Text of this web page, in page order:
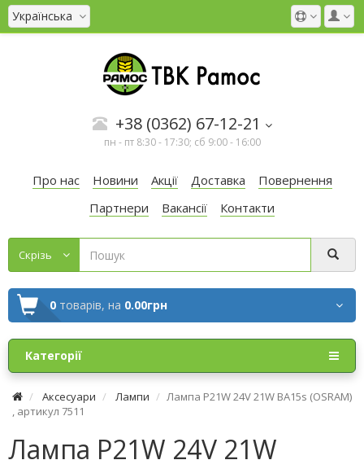
Українська
+38 (0362) 67-12-21
пн - пт 8:30 - 17:30; сб 9:00 - 16:00
Про нас Новини Акції Доставка
Повернення
Партнери
Вакансії Контакти
Cкрізь
0 товарів, на 0.00грн
Категорії
Аксесуари Лампи
Лампа P21W 24V 21W BA15s (OSRAM)
, артикул 7511
Лампа P21W 24V 21W